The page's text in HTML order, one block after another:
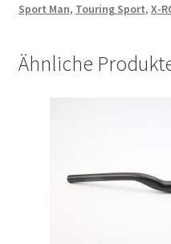
Sport Man, Touring Sport, X-
Ähnliche